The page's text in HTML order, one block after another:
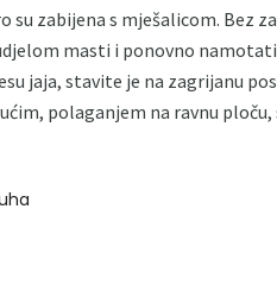
su zabijena s mješalicom. Bez
masti i ponovno
jaja, stavite je na zagrijanu
polaganjem na ravnu ploču,